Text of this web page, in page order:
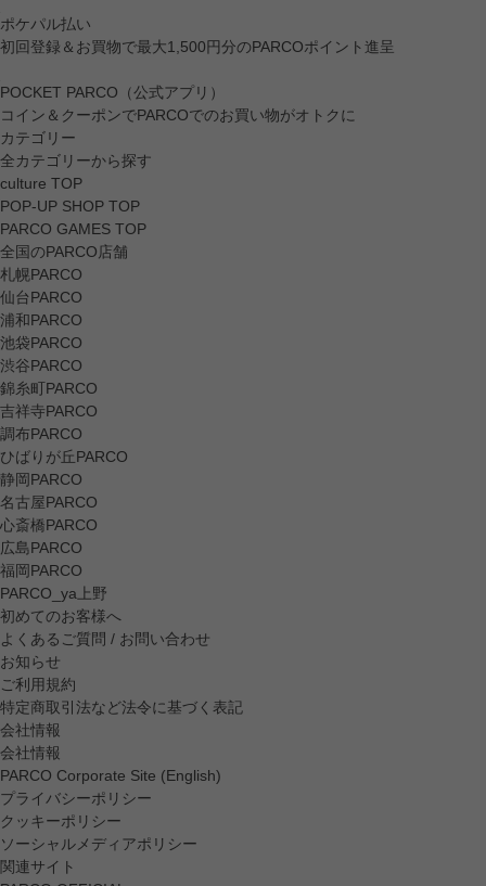
ポケパル払い
初回登録＆お買物で最大1,500円分のPARCOポイント進呈
POCKET PARCO（公式アプリ）
コイン＆クーポンでPARCOでのお買い物がオトクに
カテゴリー
全カテゴリーから探す
culture TOP
POP-UP SHOP TOP
PARCO GAMES TOP
全国のPARCO店舗
札幌PARCO
仙台PARCO
浦和PARCO
池袋PARCO
渋谷PARCO
錦糸町PARCO
吉祥寺PARCO
調布PARCO
ひばりが丘PARCO
静岡PARCO
名古屋PARCO
心斎橋PARCO
広島PARCO
福岡PARCO
PARCO_ya上野
初めてのお客様へ
よくあるご質問 / お問い合わせ
お知らせ
ご利用規約
特定商取引法など法令に基づく表記
会社情報
会社情報
PARCO Corporate Site (English)
プライバシーポリシー
クッキーポリシー
ソーシャルメディアポリシー
関連サイト